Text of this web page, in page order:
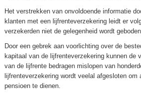
Het verstrekken van onvoldoende informatie
klanten met een lijfrenteverzekering leidt er
verzekerden niet de gelegenheid wordt
Door een gebrek aan voorlichting over de
kapitaal van de lijfrenteverzekering kunnen de
van de lijfrente bedragen mislopen van
lijfrenteverzekering wordt veelal afgesloten
pensioen te dienen.